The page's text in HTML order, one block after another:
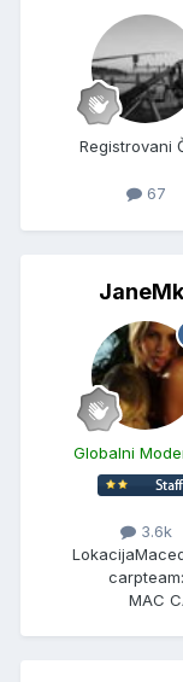
Registrovani
67
JaneMk
Globalni
3.6k
Lokacija
carpteam:
MAC